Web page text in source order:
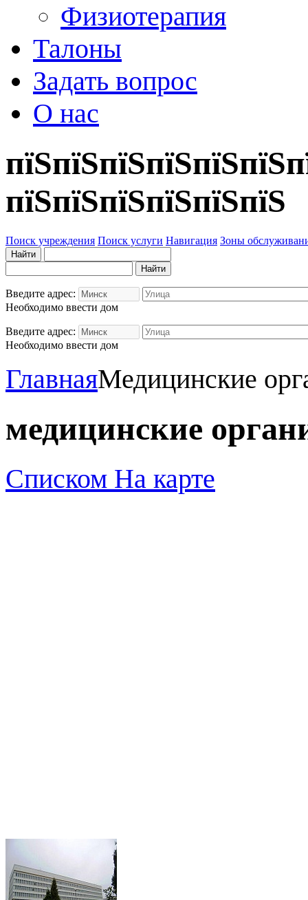
Физиотерапия
Талоны
Задать вопрос
О нас
пїЅпїЅпїЅпїЅпїЅпїЅ
Поиск учреждения Поиск услуги Навигация Зоны
Введите адрес:
Необходимо ввести дом
Введите адрес:
Необходимо ввести дом
ГлавнаяМедицинские
медицинские
Списком На карте